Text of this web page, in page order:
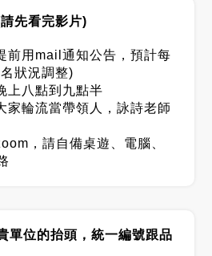
先看完影片)
前用mail通知公告，預計每
狀況調整)
上八點到九點半
家輪流當帶領人，詠詩老師
，請自備桌遊、電腦、
單位的抬頭，統一編號跟品